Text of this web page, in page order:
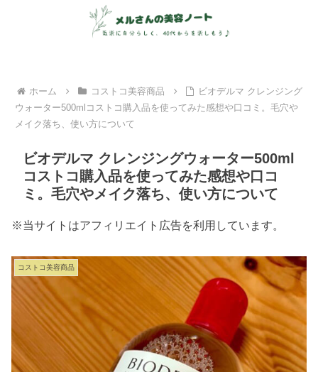
ホーム コストコ美容商品
ビオデルマ クレンジング
ウォーター500mlコストコ購入品を使ってみた感想や口コミ。毛穴や
メイク落ち、使い方について
ビオデルマ クレンジングウォーター500ml
コストコ購入品を使ってみた感想や口コ
ミ。毛穴やメイク落ち、使い方について
※当サイトはアフィリエイト広告を利用しています。
コストコ美容商品